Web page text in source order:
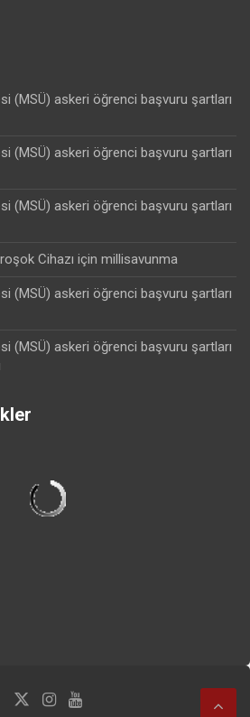
(MSÜ) askeri öğrenci başvuru şartları
(MSÜ) askeri öğrenci başvuru şartları
(MSÜ) askeri öğrenci başvuru şartları
Cihazı için millisavunma
(MSÜ) askeri öğrenci başvuru şartları
(MSÜ) askeri öğrenci başvuru şartları